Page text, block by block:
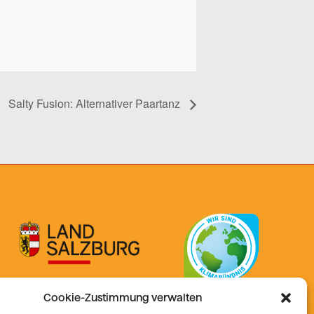
Cookie-Zustimmung verwalten
Salty Fusion: Alternativer Paartanz